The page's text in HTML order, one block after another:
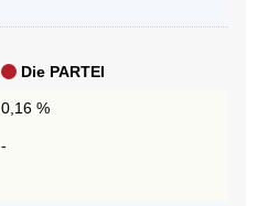
Die PARTEI
0,16 %
-